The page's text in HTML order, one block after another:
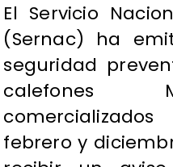
El Servicio
(Sernac) ha
seguridad
calefones
febrero y